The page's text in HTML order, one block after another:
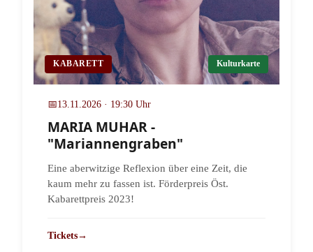
KABARETT Kulturkarte
📅13.11.2026 · 19:30 Uhr
MARIA MUHAR -
"Mariannengraben"
Eine aberwitzige Reflexion über eine Zeit, die
kaum mehr zu fassen ist. Förderpreis Öst.
Kabarettpreis 2023!
Tickets→